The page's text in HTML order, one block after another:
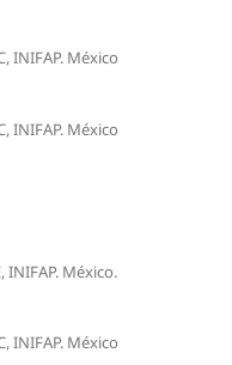
INIFAP. México
INIFAP. México
INIFAP. México.
INIFAP. México